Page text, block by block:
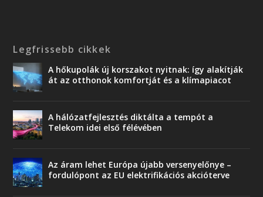
Legfrissebb cikkek
A hőkupolák új korszakot nyitnak: így alakítják
át az otthonok komfortját és a klímapiacot
A hálózatfejlesztés diktálta a tempót a
Telekom idei első félévében
Az áram lehet Európa újabb versenyelőnye –
fordulópont az EU elektrifikációs akcióterve